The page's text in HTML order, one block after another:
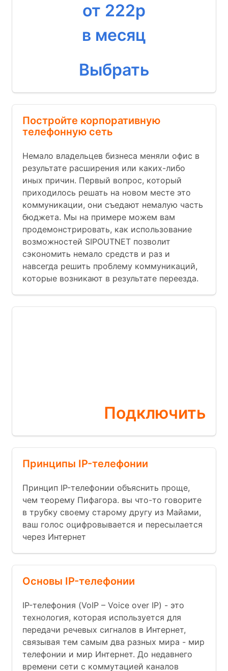
от 222р
в месяц
Выбрать
Постройте корпоративную
телефонную сеть
Немало владельцев бизнеса меняли офис в
результате расширения или каких-либо
иных причин. Первый вопрос, который
приходилось решать на новом месте это
коммуникации, они съедают немалую часть
бюджета. Мы на примере можем вам
продемонстрировать, как использование
возможностей SIPOUTNET позволит
сэкономить немало средств и раз и
навсегда решить проблему коммуникаций,
которые возникают в результате переезда.
Подключить
Принципы IP-телефонии
Принцип IP-телефонии объяснить проще,
чем теорему Пифагора. вы что-то говорите
в трубку своему старому другу из Майами,
ваш голос оцифровывается и пересылается
через Интернет
Основы IP-телефонии
IP-телефония (VoIP – Voice over IP) - это
технология, которая используется для
передачи речевых сигналов в Интернет,
связывая тем самым два разных мира - мир
телефонии и мир Интернет. До недавнего
времени сети с коммутацией каналов